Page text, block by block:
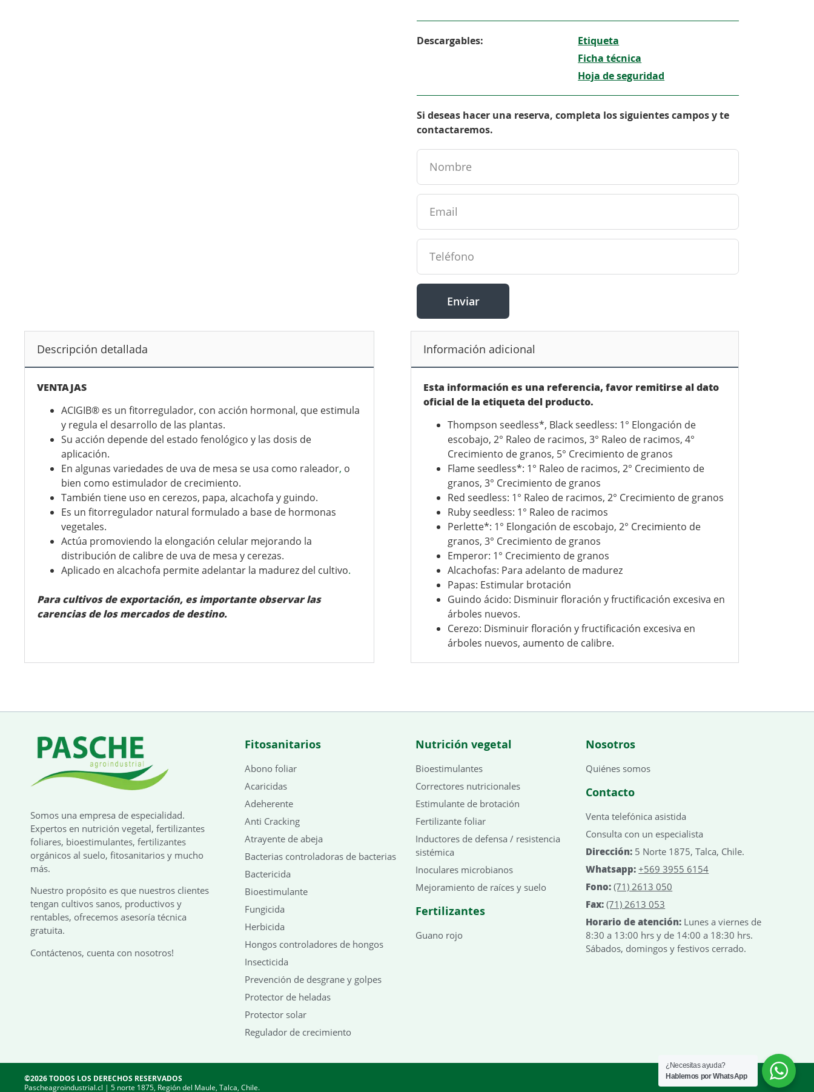
Descargables:
Etiqueta
Ficha técnica
Hoja de seguridad
Si deseas hacer una reserva, completa los siguientes campos y te
contactaremos.
Enviar
Descripción detallada
VENTAJAS
ACIGIB® es un fitorregulador, con acción hormonal, que estimula
y regula el desarrollo de las plantas.
Su acción depende del estado fenológico y las dosis de
aplicación.
En algunas variedades de uva de mesa se usa como raleador, o
bien como estimulador de crecimiento.
También tiene uso en cerezos, papa, alcachofa y guindo.
Es un fitorregulador natural formulado a base de hormonas
vegetales.
Actúa promoviendo la elongación celular mejorando la
distribución de calibre de uva de mesa y cerezas.
Aplicado en alcachofa permite adelantar la madurez del cultivo.
Para cultivos de exportación, es importante observar las
carencias de los mercados de destino.
Información adicional
Esta información es una referencia, favor remitirse al dato
oficial de la etiqueta del producto.
Thompson seedless*, Black seedless: 1° Elongación de
escobajo, 2° Raleo de racimos, 3° Raleo de racimos, 4°
Crecimiento de granos, 5° Crecimiento de granos
Flame seedless*: 1° Raleo de racimos, 2° Crecimiento de
granos, 3° Crecimiento de granos
Red seedless: 1° Raleo de racimos, 2° Crecimiento de granos
Ruby seedless: 1° Raleo de racimos
Perlette*: 1° Elongación de escobajo, 2° Crecimiento de
granos, 3° Crecimiento de granos
Emperor: 1° Crecimiento de granos
Alcachofas: Para adelanto de madurez
Papas: Estimular brotación
Guindo ácido: Disminuir floración y fructificación excesiva en
árboles nuevos.
Cerezo: Disminuir floración y fructificación excesiva en
árboles nuevos, aumento de calibre.
Somos una empresa de especialidad.
Expertos en nutrición vegetal, fertilizantes
foliares, bioestimulantes, fertilizantes
orgánicos al suelo, fitosanitarios y mucho
más.
Nuestro propósito es que nuestros clientes
tengan cultivos sanos, productivos y
rentables, ofrecemos asesoría técnica
gratuita.
Contáctenos, cuenta con nosotros!
Fitosanitarios
Abono foliar
Acaricidas
Adeherente
Anti Cracking
Atrayente de abeja
Bacterias controladoras de bacterias
Bactericida
Bioestimulante
Fungicida
Herbicida
Hongos controladores de hongos
Insecticida
Prevención de desgrane y golpes
Protector de heladas
Protector solar
Regulador de crecimiento
Nutrición vegetal
Bioestimulantes
Correctores nutricionales
Estimulante de brotación
Fertilizante foliar
Inductores de defensa / resistencia
sistémica
Inoculares microbianos
Mejoramiento de raíces y suelo
Fertilizantes
Guano rojo
Nosotros
Quiénes somos
Contacto
Venta telefónica asistida
Consulta con un especialista
Dirección: 5 Norte 1875, Talca, Chile.
Whatsapp: +569 3955 6154
Fono: (71) 2613 050
Fax: (71) 2613 053
Horario de atención: Lunes a viernes de
8:30 a 13:00 hrs y de 14:00 a 18:30 hrs.
Sábados, domingos y festivos cerrado.
©2026 TODOS LOS DERECHOS RESERVADOS
Pascheagroindustrial.cl | 5 norte 1875, Región del Maule, Talca, Chile.
¿Necesitas ayuda?
Hablemos por WhatsApp